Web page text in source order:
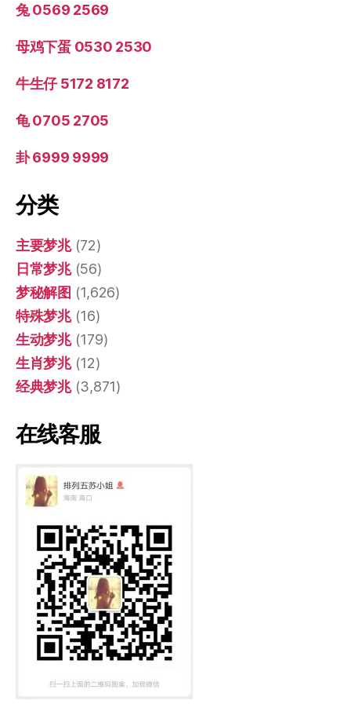
兔 0569 2569
母鸡下蛋 0530 2530
牛生仔 5172 8172
龟 0705 2705
卦 6999 9999
分类
主要梦兆(72)
日常梦兆(56)
梦秘解图 (1,626)
特殊梦兆(16)
生动梦兆(179)
生肖梦兆(12)
经典梦兆(3,871)
在线客服